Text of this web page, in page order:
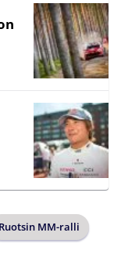
Ruotsin MM-ralli